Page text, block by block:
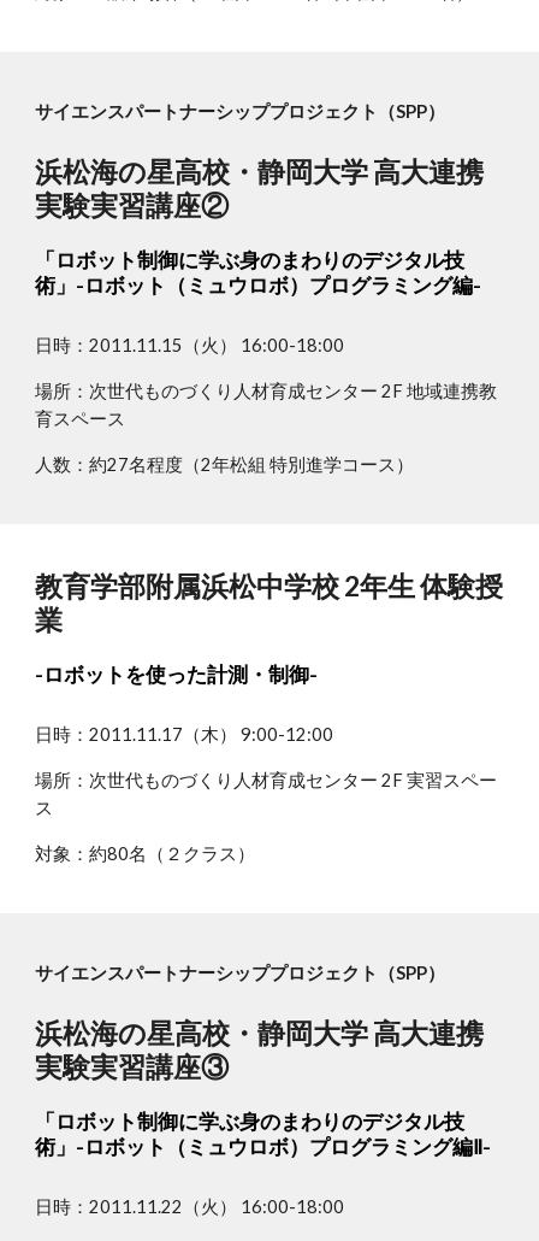
サイエンスパートナーシッププロジェクト（SPP）
浜松海の星高校・静岡大学 高大連携
実験実習講座②
「ロボット制御に学ぶ身のまわりのデジタル技
術」-ロボット（ミュウロボ）プログラミング編-
日時：2011.11.15（火） 16:00-18:00
場所：次世代ものづくり人材育成センター 2F 地域連携教
育スペース
人数：約27名程度（2年松組 特別進学コース）
教育学部附属浜松中学校 2年生 体験授
業
-ロボットを使った計測・制御-
日時：2011.11.17（木） 9:00-12:00
場所：次世代ものづくり人材育成センター 2F 実習スペー
ス
対象：約80名（２クラス）
サイエンスパートナーシッププロジェクト（SPP）
浜松海の星高校・静岡大学 高大連携
実験実習講座③
「ロボット制御に学ぶ身のまわりのデジタル技
術」-ロボット（ミュウロボ）プログラミング編Ⅱ-
日時：2011.11.22（火） 16:00-18:00